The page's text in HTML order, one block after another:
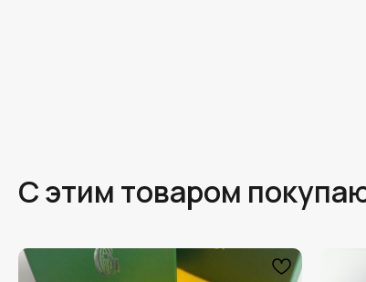
С этим товаром